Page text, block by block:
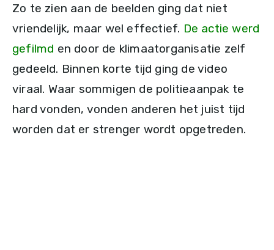
Zo te zien aan de beelden ging dat niet
vriendelijk, maar wel effectief. De actie werd
gefilmd en door de klimaatorganisatie zelf
gedeeld. Binnen korte tijd ging de video
viraal. Waar sommigen de politieaanpak te
hard vonden, vonden anderen het juist tijd
worden dat er strenger wordt opgetreden.